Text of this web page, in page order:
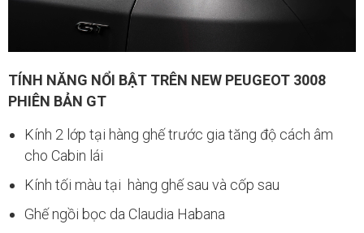
TÍNH NĂNG NỔI BẬT TRÊN NEW PEUGEOT 3008
PHIÊN BẢN GT
Kính 2 lớp tại hàng ghế trước gia tăng độ cách âm
cho Cabin lái
Kính tối màu tại hàng ghế sau và cốp sau
Ghế ngồi bọc da Claudia Habana